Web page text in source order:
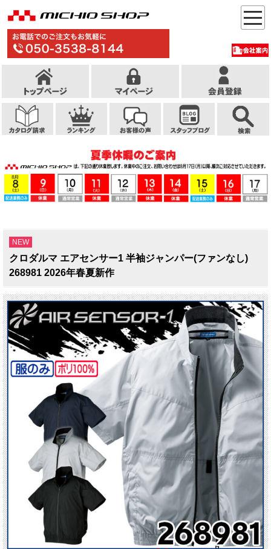
NEW
クロダルマ エアセンサー1 半袖ジャンパー(ファンなし)
268981 2026年春夏新作